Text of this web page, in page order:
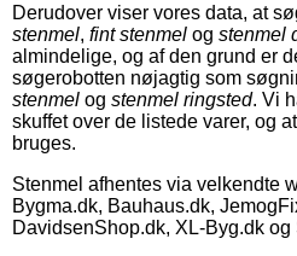
Derudover viser vores data, at
stenmel, fint stenmel og stenmel
almindelige, og af den grund er
søgerobotten nøjagtig som
stenmel og stenmel ringsted. Vi
skuffet over de listede varer, og
bruges.
Stenmel afhentes via velkendte
Bygma.dk, Bauhaus.dk,
DavidsenShop.dk, XL-Byg.dk og